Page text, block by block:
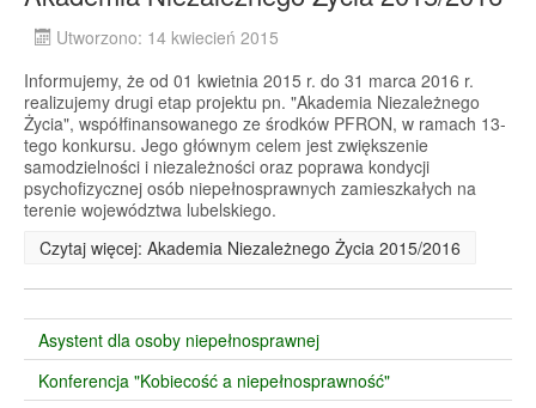
Utworzono: 14 kwiecień 2015
Informujemy, że od 01 kwietnia 2015 r. do 31 marca 2016 r.
realizujemy drugi etap projektu pn. "Akademia Niezależnego
Życia", współfinansowanego ze środków PFRON, w ramach 13-
tego konkursu. Jego głównym celem jest zwiększenie
samodzielności i niezależności oraz poprawa kondycji
psychofizycznej osób niepełnosprawnych zamieszkałych na
terenie województwa lubelskiego.
Czytaj więcej: Akademia Niezależnego Życia 2015/2016
Asystent dla osoby niepełnosprawnej
Konferencja "Kobiecość a niepełnosprawność"